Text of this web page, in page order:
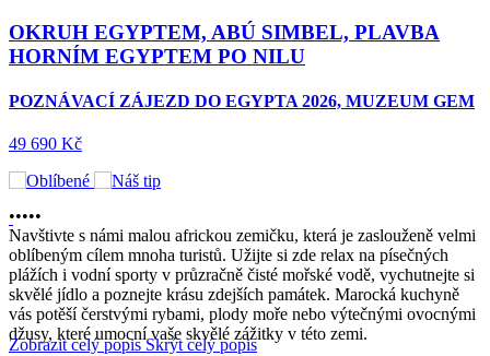
OKRUH EGYPTEM, ABÚ SIMBEL, PLAVBA
HORNÍM EGYPTEM PO NILU
POZNÁVACÍ ZÁJEZD DO EGYPTA 2026, MUZEUM GEM
49 690 Kč
•••••
Navštivte s námi malou africkou zemičku, která je zaslouženě velmi
oblíbeným cílem mnoha turistů. Užijte si zde relax na písečných
plážích i vodní sporty v průzračně čisté mořské vodě, vychutnejte si
skvělé jídlo a poznejte krásu zdejších památek. Marocká kuchyně
vás potěší čerstvými rybami, plody moře nebo výtečnými ovocnými
džusy, které umocní vaše skvělé zážitky v této zemi.
Zobrazit celý popis Skrýt celý popis